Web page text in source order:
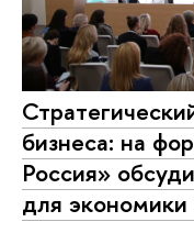
бизнеса: на
Россия»
для